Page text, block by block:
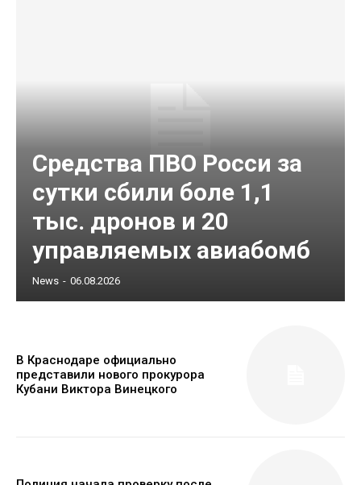
Средства ПВО Росси за
сутки сбили боле 1,1
тыс. дронов и 20
управляемых авиабомб
News - 06.08.2026
В Краснодаре официально
представили нового прокурора
Кубани Виктора Винецкого